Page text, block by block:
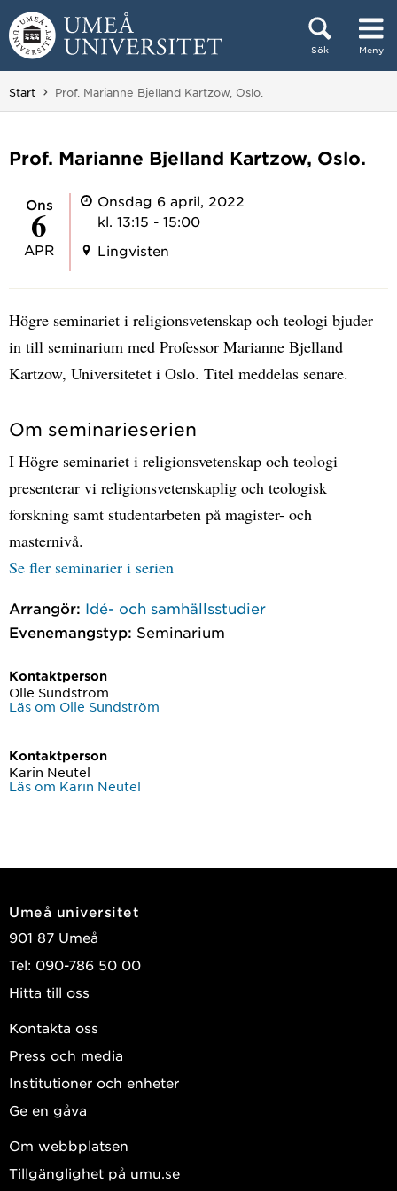
Hoppa direkt till innehållet
Sök Meny
Huvudmenyn dold.
Start Du är här:
Prof. Marianne Bjelland Kartzow, Oslo.
Prof. Marianne Bjelland Kartzow, Oslo.
ons
6
APR
Onsdag 6 april, 2022
kl. 13:15 - 15:00
Lingvisten
Högre seminariet i religionsvetenskap och teologi bjuder
in till seminarium med Professor Marianne Bjelland
Kartzow, Universitetet i Oslo. Titel meddelas senare.
Om seminarieserien
I Högre seminariet i religionsvetenskap och teologi
presenterar vi religionsvetenskaplig och teologisk
forskning samt studentarbeten på magister- och
masternivå.
Se fler seminarier i serien
Arrangör: Idé- och samhällsstudier
Evenemangstyp: Seminarium
Kontaktperson
Olle Sundström
Läs om Olle Sundström
Kontaktperson
Karin Neutel
Läs om Karin Neutel
Umeå universitet
901 87 Umeå
Tel: 090-786 50 00
Hitta till oss
Kontakta oss
Press och media
Institutioner och enheter
Ge en gåva
Om webbplatsen
Tillgänglighet på umu.se